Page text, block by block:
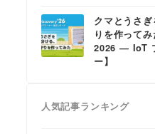
クマとうさ
りを作って
2026 ― IoT
ー】
人気記事ランキング